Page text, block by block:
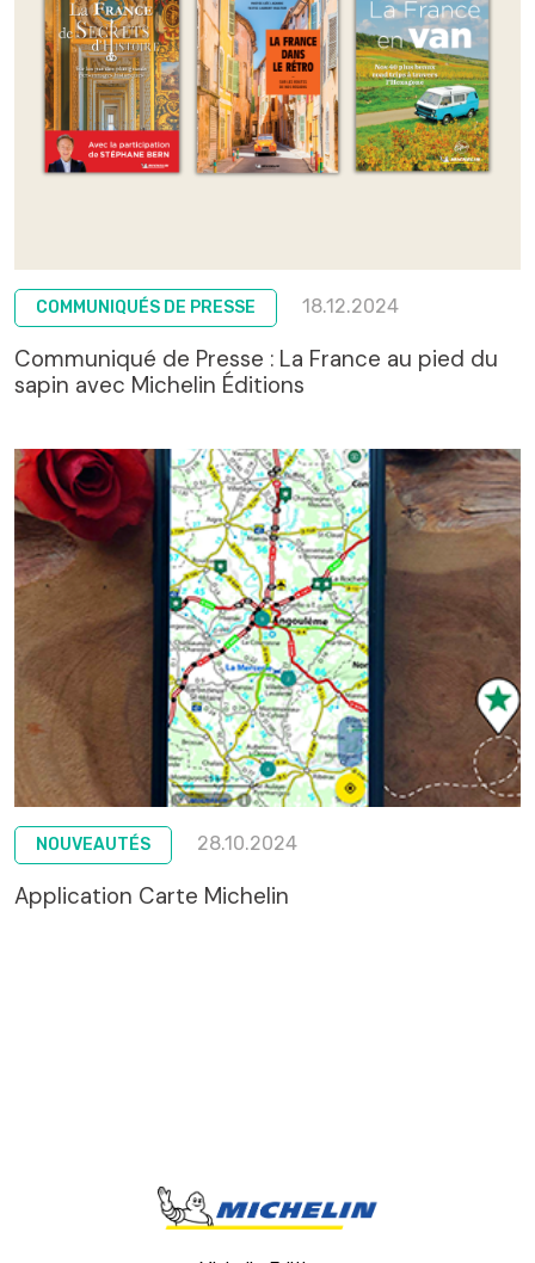
COMMUNIQUÉS DE PRESSE 18.12.2024
Communiqué de Presse : La France au pied du
sapin avec Michelin Éditions
NOUVEAUTÉS 28.10.2024
Application Carte Michelin